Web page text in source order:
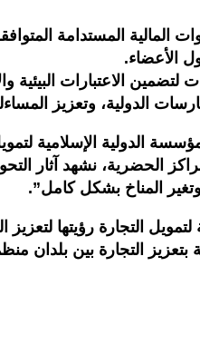
المالية المستدامة
الأعضاء.
الدولية، وتعزيز
الدولية الإسلامية
الحضرية، نشهد آثار
المناخ بشكل كامل”.
لتمويل التجارة رؤيتها
التجارة بين بلدان